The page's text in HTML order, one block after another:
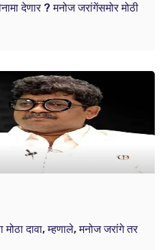
देणार ? मनोज जरांगेंसमोर मोठी
दावा, म्हणाले, मनोज जरांगे तर